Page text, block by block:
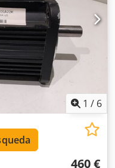
1 / 6
460 €